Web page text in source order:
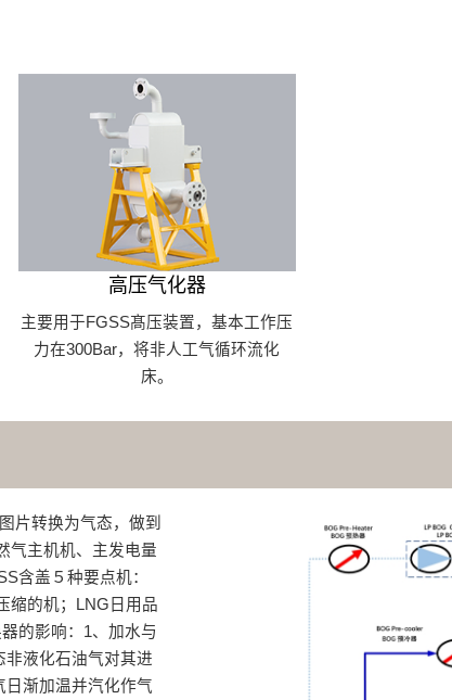
高压气化器
主要用于FGSS髙压装置，基本工作压
力在300Bar，将非人工气循环流化
床。
片转换为气态，做到
气主机机、主发电量
含盖５种要点机：
缩的机；LNG日用品
的影响：1、加水与
液化石油气对其进
渐加温并汽化作气